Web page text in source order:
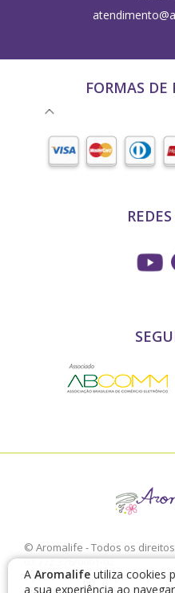
A Aromalife utiliza cookies
a sua experiência ao
FORMAS
© Aromalife - Todos os direitos
03.772.376/0001-02
É proibido a sua reprodução,